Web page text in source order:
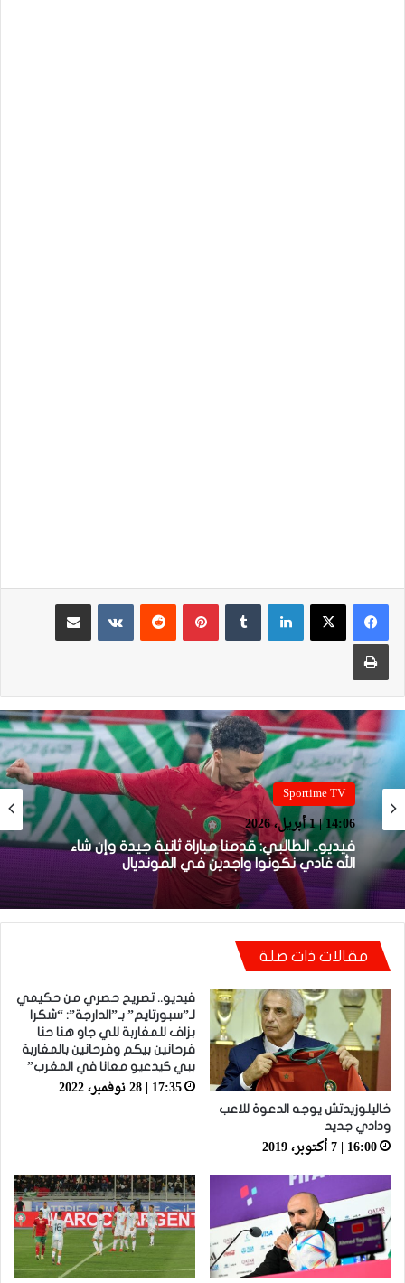
لينكدإن بينتيريست
مشاركة عبر البريد
طباعة
Sportime TV
14:06 | 1 أبريل، 2026
فيديو.. الطالبي: قدمنا مباراة ثانية جيدة وإن شاء
الله غادي نكونوا واجدين في المونديال
Sportime TV
14:05 | 1 أبريل، 2026
فيديو.. بونو: اللاعبين تعاملو مزيان مع المباراة وخا
مكانتش ساهلة وحنا كنحاولوا نركزوا باش نعاونوا
المنتخب
مقالات ذات صلة
خاليلوزيدتش يوجه الدعوة للاعب
ودادي جديد
16:00 | 7 أكتوبر، 2019
فيديو.. تصريح حصري من حكيمي
لـ”سبورتايم” بـ”الدارجة”: “شكرا
بزاف للمغاربة للي جاو هنا حنا
فرحانين بيكم وفرحانين بالمغاربة
ببي كيدعيو معانا في المغرب”
17:35 | 28 نوفمبر، 2022